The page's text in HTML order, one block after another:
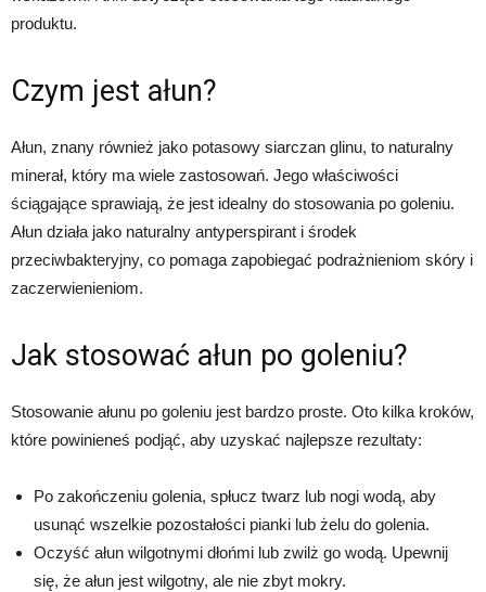
produktu.
Czym jest ałun?
Ałun, znany również jako potasowy siarczan glinu, to naturalny
minerał, który ma wiele zastosowań. Jego właściwości
ściągające sprawiają, że jest idealny do stosowania po goleniu.
Ałun działa jako naturalny antyperspirant i środek
przeciwbakteryjny, co pomaga zapobiegać podrażnieniom skóry i
zaczerwienieniom.
Jak stosować ałun po goleniu?
Stosowanie ałunu po goleniu jest bardzo proste. Oto kilka kroków,
które powinieneś podjąć, aby uzyskać najlepsze rezultaty:
Po zakończeniu golenia, spłucz twarz lub nogi wodą, aby
usunąć wszelkie pozostałości pianki lub żelu do golenia.
Oczyść ałun wilgotnymi dłońmi lub zwilż go wodą. Upewnij
się, że ałun jest wilgotny, ale nie zbyt mokry.